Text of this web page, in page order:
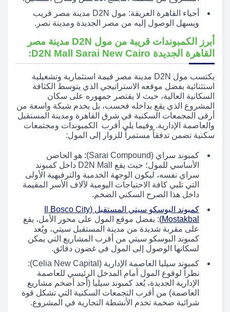
أحياء القاهرة العريقة: مول D2N مدينة مصر قريب
ويسهل الوصول إليه من مصر الجديدة ومدينة نصر.
أبرز الكمبوندات قريبة من مول D2N مدينة مصر
القاهرة الجديدة D2N Mall Sarai New Cairo:
يكتسب مول D2N مدينة مصر قيمة استثمارية وتشغيلية
استثنائية بفضل موقعه الاستراتيجي الذي يتوسط الكثافة
السكانية العالية، حيث لا يقتصر جمهوره على سكان
المشروع الذي يقع بداخله فحسب، بل يخدم شبكة واسعة من
أرقى المجمعات السكنية في شرق القاهرة ومدينة المستقبل
والعاصمة الإدارية. وفيما يلي أقرب الكمبوندات ومجتمعات
سكنية تضمن تدفقاً مستمراً للزوار إلى المول:
كمبوند سراي (Sarai Compound): هو الحاضن
الأساسي للمول؛ حيث يقع D2N Mall داخل كمبوند
سراي نفسه، ليكون الوجهة الخدمية والترفيهية الأولى
التي تلبي كافة الاحتياجات اليومية لآلاف الأسر المقيمة
داخل هذا الصرح السكني الضخم.
كمبوند البوسكو سيتي المستقبل (Il Bosco City
Mostakbal) : بفضل موقع المول على محور الأمل، يقع
على مقربة شديدة من مدينة المستقبل سيتي، ويُعد
كمبوند البوسكو سيتي من أقرب المشاريع التي يمكن
لسكانها الوصول إلى المول في غضون دقائق.
كمبوند سيليا العاصمة الإدارية (Celia New Capital):
نظراً لوقوع المول أمام المدخل الرئيسي للعاصمة
الإدارية الجديدة، يُعد كمبوند سيليا (أحد أضخم مشاريع
العاصمة) من أقرب التجمعات السكنية التي تشكل قوة
شرائية ضخمة تخدم الأنشطة التجارية في المشروع.